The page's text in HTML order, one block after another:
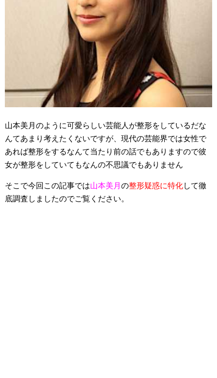
山本美月のように可愛らしい芸能人が整形をしているだな
んてあまり考えたくないですが、現代の芸能界では女性で
あれば整形をするなんて当たり前の話でもありますので彼
女が整形をしていてもなんの不思議でもありません
そこで今回この記事では山本美月 の整形疑惑に特化して徹
底調査しましたのでご覧ください。